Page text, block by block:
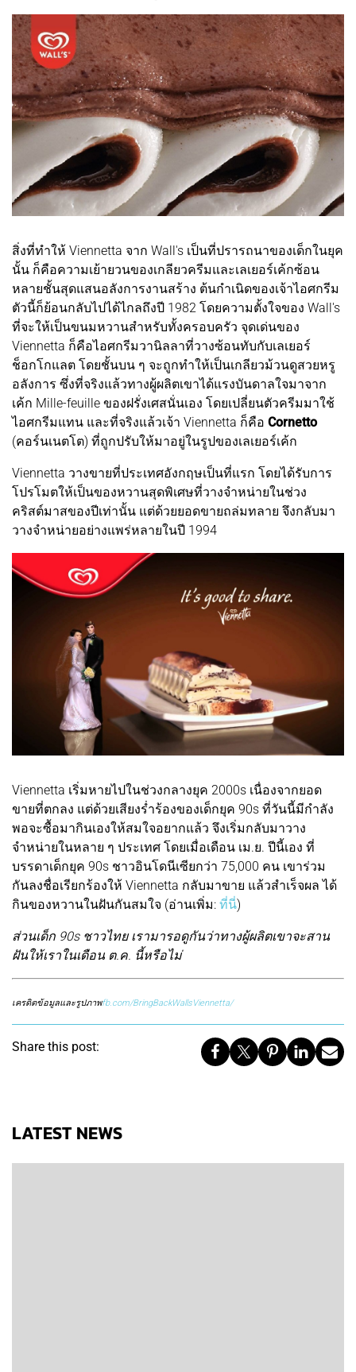
สิ่งที่ทำให้ Viennetta จาก Wall's เป็นที่ปรารถนาของเด็กในยุค
นั้น ก็คือความเย้ายวนของเกลียวครีมและเลเยอร์เค้กซ้อน
หลายชั้นสุดแสนอลังการงานสร้าง ต้นกำเนิดของเจ้าไอศกรีม
ตัวนี้ก็ย้อนกลับไปได้ไกลถึงปี 1982 โดยความตั้งใจของ Wall's
ที่จะให้เป็นขนมหวานสำหรับทั้งครอบครัว จุดเด่นของ
Viennetta ก็คือไอศกรีมวานิลลาที่วางซ้อนทับกับเลเยอร์
ช็อกโกแลต โดยชั้นบน ๆ จะถูกทำให้เป็นเกลียวม้วนดูสวยหรู
อลังการ ซึ่งที่จริงแล้วทางผู้ผลิตเขาได้แรงบันดาลใจมาจาก
เค้ก Mille-feuille ของฝรั่งเศสนั่นเอง โดยเปลี่ยนตัวครีมมาใช้
ไอศกรีมแทน และที่จริงแล้วเจ้า Viennetta ก็คือ Cornetto
(คอร์นเนตโต) ที่ถูกปรับให้มาอยู่ในรูปของเลเยอร์เค้ก
Viennetta วางขายที่ประเทศอังกฤษเป็นที่แรก โดยได้รับการ
โปรโมตให้เป็นของหวานสุดพิเศษที่วางจำหน่ายในช่วง
คริสต์มาสของปีเท่านั้น แต่ด้วยยอดขายถล่มทลาย จึงกลับมา
วางจำหน่ายอย่างแพร่หลายในปี 1994
Viennetta เริ่มหายไปในช่วงกลางยุค 2000s เนื่องจากยอด
ขายที่ตกลง แต่ด้วยเสียงร่ำร้องของเด็กยุค 90s ที่วันนี้มีกำลัง
พอจะซื้อมากินเองให้สมใจอยากแล้ว จึงเริ่มกลับมาวาง
จำหน่ายในหลาย ๆ ประเทศ โดยเมื่อเดือน เม.ย. ปีนี้เอง ที่
บรรดาเด็กยุค 90s ชาวอินโดนีเซียกว่า 75,000 คน เขาร่วม
กันลงชื่อเรียกร้องให้ Viennetta กลับมาขาย แล้วสำเร็จผล ได้
กินของหวานในฝันกันสมใจ (อ่านเพิ่ม: ที่นี่)
ส่วนเด็ก 90s ชาวไทย เรามารอดูกันว่าทางผู้ผลิตเขาจะสาน
ฝันให้เราในเดือน ต.ค. นี้หรือไม่
เครดิตข้อมูลและรูปภาพfb.com/BringBackWallsViennetta/
Share this post:
LATEST NEWS